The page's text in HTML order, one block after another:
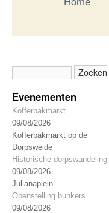
Evenementen
Kofferbakmarkt
09/08/2026
Kofferbakmarkt op de
Dorpsweide
Historische dorpswandeling
09/08/2026
Julianaplein
Openstelling bunkers
09/08/2026